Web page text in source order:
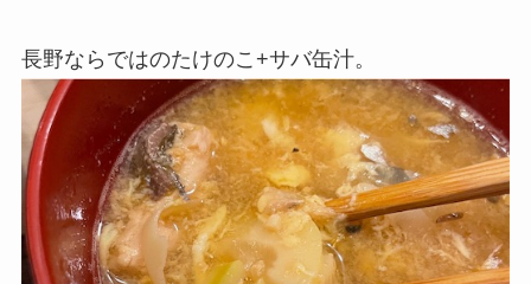
長野ならではのたけのこ+サバ缶汁。